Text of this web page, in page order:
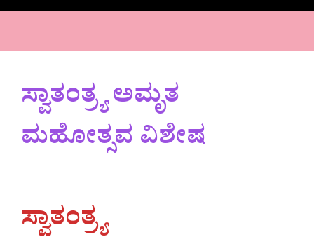
ಸ್ವಾತಂತ್ರ್ಯ ಅಮೃತ
ಮಹೋತ್ಸವ ವಿಶೇಷ
ಸ್ವಾತಂತ್ರ್ಯ